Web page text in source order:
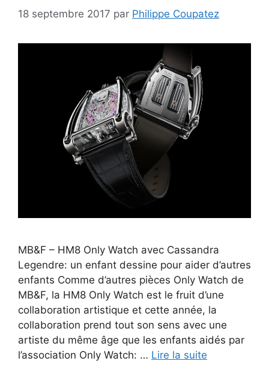
18 septembre 2017 par Philippe Coupatez
MB&F – HM8 Only Watch avec Cassandra
Legendre: un enfant dessine pour aider d’autres
enfants Comme d’autres pièces Only Watch de
MB&F, la HM8 Only Watch est le fruit d’une
collaboration artistique et cette année, la
collaboration prend tout son sens avec une
artiste du même âge que les enfants aidés par
l’association Only Watch: … Lire la suite